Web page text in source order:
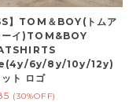
】TOM＆BOY(トムア
ーイ)TOM&BOY
6y/8y/10y/12y)
ト ロゴ
(30%OFF)